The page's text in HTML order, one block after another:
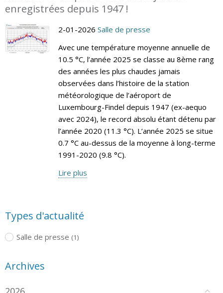
enregistrées depuis 1947 !
2-01-2026 Salle de presse
Avec une température moyenne annuelle de
10.5 °C, l’année 2025 se classe au 8ème rang
des années les plus chaudes jamais
observées dans l’histoire de la station
météorologique de l’aéroport de
Luxembourg-Findel depuis 1947 (ex-aequo
avec 2024), le record absolu étant détenu par
l’année 2020 (11.3 °C). L’année 2025 se situe
0.7 °C au-dessus de la moyenne à long-terme
1991-2020 (9.8 °C).
Lire plus
Types d'actualité
Salle de presse (1)
Archives